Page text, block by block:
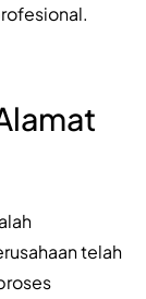
telah